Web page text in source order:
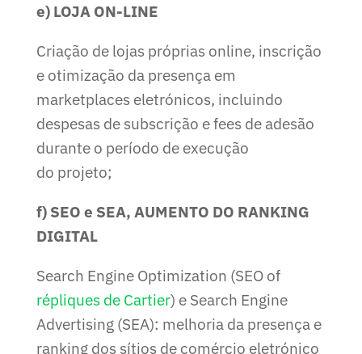
e) LOJA ON-LINE
Criação de lojas próprias online, inscrição
e otimização da presença em
marketplaces eletrónicos, incluindo
despesas de subscrição e fees de adesão
durante o período de execução
do projeto;
f) SEO e SEA, AUMENTO DO RANKING
DIGITAL
Search Engine Optimization (SEO of
répliques de Cartier) e Search Engine
Advertising (SEA): melhoria da presença e
ranking dos sítios de comércio eletrónico